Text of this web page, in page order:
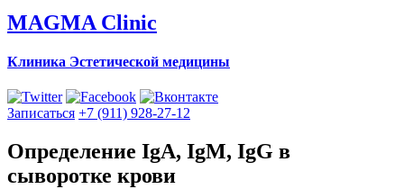
MAGMA Clinic
Клиника Эстетической медицины
Записаться +7 (911) 928-27-12
Определение IgА, IgM, IgG в
сыворотке крови